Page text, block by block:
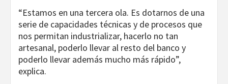
“Estamos en una tercera ola. Es dotarnos de una
serie de capacidades técnicas y de procesos que
nos permitan industrializar, hacerlo no tan
artesanal, poderlo llevar al resto del banco y
poderlo llevar además mucho más rápido”,
explica.